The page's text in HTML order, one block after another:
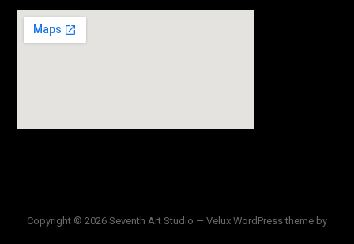
Copyright © 2026 Seventh Art Studio — Velux WordPress theme by